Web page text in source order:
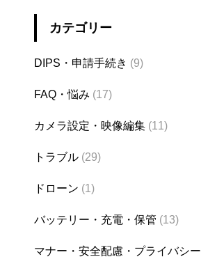
カテゴリー
DIPS・申請手続き (9)
FAQ・悩み (17)
カメラ設定・映像編集 (11)
トラブル (29)
ドローン (1)
バッテリー・充電・保管 (13)
マナー・安全配慮・プライバシー